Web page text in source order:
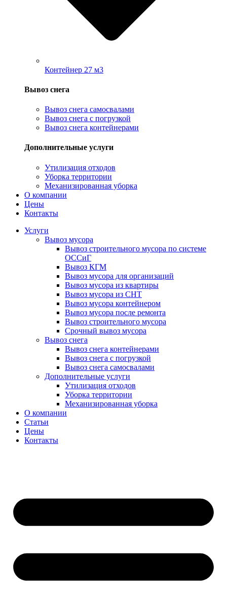
Контейнер 27 м3
Вывоз снега
Вывоз снега самосвалами
Вывоз снега с погрузкой
Вывоз снега контейнерами
Дополнительные услуги
Утилизация отходов
Уборка территории
Механизированная уборка
О компании
Цены
Контакты
Услуги
Вывоз мусора
Вывоз строительного мусора по системе
ОССиГ
Вывоз КГМ
Вывоз мусора для организаций
Вывоз мусора из квартиры
Вывоз мусора из СНТ
Вывоз мусора контейнером
Вывоз мусора после ремонта
Вывоз строительного мусора
Срочный вывоз мусора
Вывоз снега
Вывоз снега контейнерами
Вывоз снега с погрузкой
Вывоз снега самосвалами
Дополнительные услуги
Утилизация отходов
Уборка территории
Механизированная уборка
О компании
Статьи
Цены
Контакты